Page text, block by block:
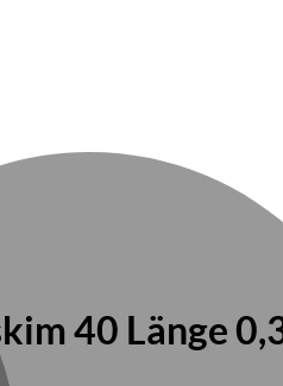
40 Länge